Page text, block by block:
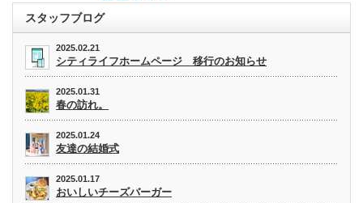
スタッフブログ
2025.02.21
シティライフホームページ 移行のお知らせ
2025.01.31
春の訪れ。
2025.01.24
友達の結婚式
2025.01.17
おいしいチーズバーガー